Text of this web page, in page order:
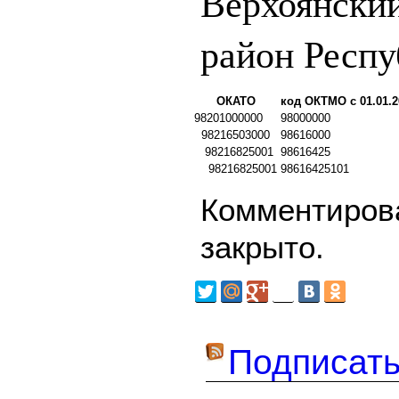
район
ОКАТО
код ОКТМО с
98201000000
98000000
98216503000
98616000
98216825001 98616425
98216825001 98616425101
закрыто.